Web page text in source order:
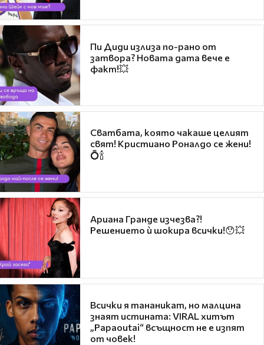
Пи Диди излиза по-рано от
затвора? Новата дата вече е
факт!💥
Сватбата, която чакаше целият
свят! Кристиано Роналдо се жени!
💍🍾
Ариана Гранде изчезва?!
Решението ѝ шокира всички!😯💥
Всички я тананикат, но малцина
знаят истината: VIRAL хитът
„Papaoutai“ всъщност не е изпят
от човек!